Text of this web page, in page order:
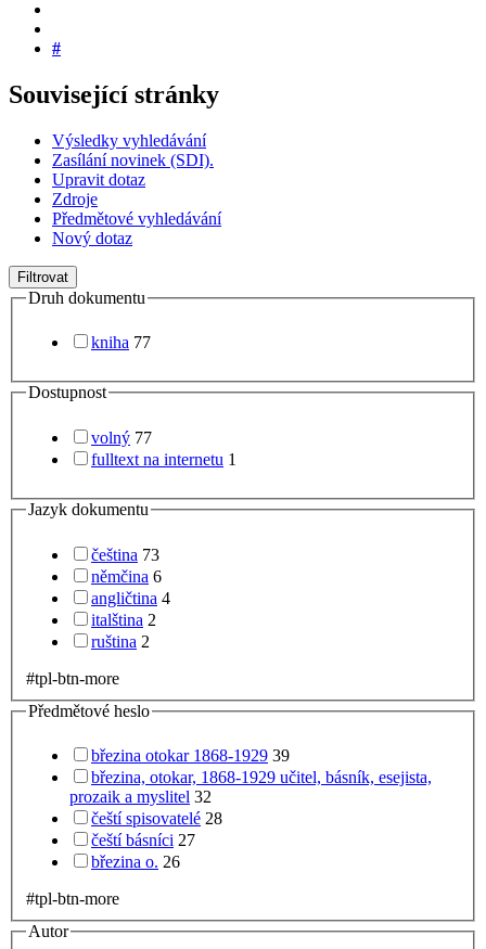
#
Související stránky
Výsledky vyhledávání
Zasílání novinek (SDI).
Upravit dotaz
Zdroje
Předmětové vyhledávání
Nový dotaz
Filtrovat
Druh dokumentu
kniha 77
Dostupnost
volný 77
fulltext na internetu 1
Jazyk dokumentu
čeština 73
němčina 6
angličtina 4
italština 2
ruština 2
#tpl-btn-more
Předmětové heslo
březina otokar 1868-1929 39
březina, otokar, 1868-1929 učitel, básník, esejista,
prozaik a myslitel 32
čeští spisovatelé 28
čeští básníci 27
březina o. 26
#tpl-btn-more
Autor